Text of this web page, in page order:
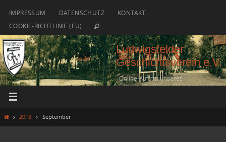
springen
IMPRESSUM DATENSCHUTZ
KONTAKT
COOKIE-RICHTLINIE (EU)
Ludwigsfelder
Geschichtsverein e.V.
Online-Auftritt unseres
Geschichtsvereins mit interessanten
Start2018 September